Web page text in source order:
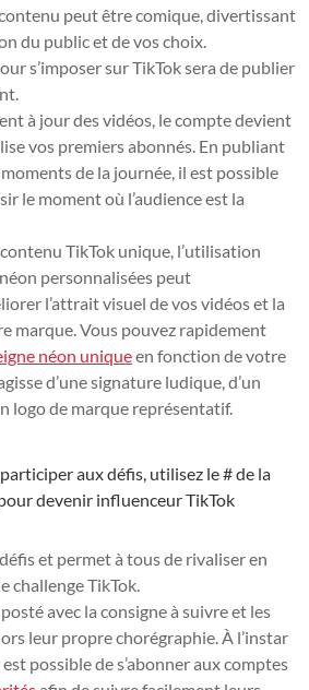
peut être comique, divertissant
du public et de vos choix.
s’imposer sur TikTok sera de publier
à jour des vidéos, le compte devient
vos premiers abonnés. En publiant
de la journée, il est possible
le moment où l’audience est la
TikTok unique, l’utilisation
personnalisées peut
l’attrait visuel de vos vidéos et la
marque. Vous pouvez rapidement
néon uniqueen fonction de votre
d’une signature ludique, d’un
logo de marque représentatif.
aux défis, utilisez le # de la
devenir influenceur TikTok
et permet à tous de rivaliser en
challenge TikTok.
avec la consigne à suivre et les
leur propre chorégraphie. À l’instar
possible de s’abonner aux comptes